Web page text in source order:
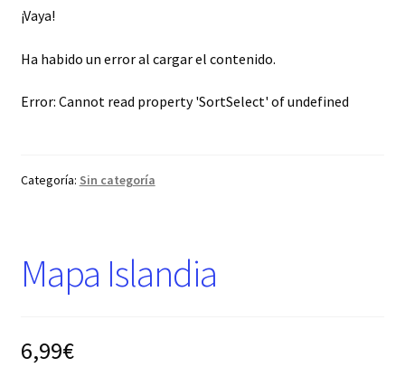
¡Vaya!
Ha habido un error al cargar el contenido.
Error: Cannot read property 'SortSelect' of undefined
Categoría: Sin categoría
Mapa Islandia ​
6,99€